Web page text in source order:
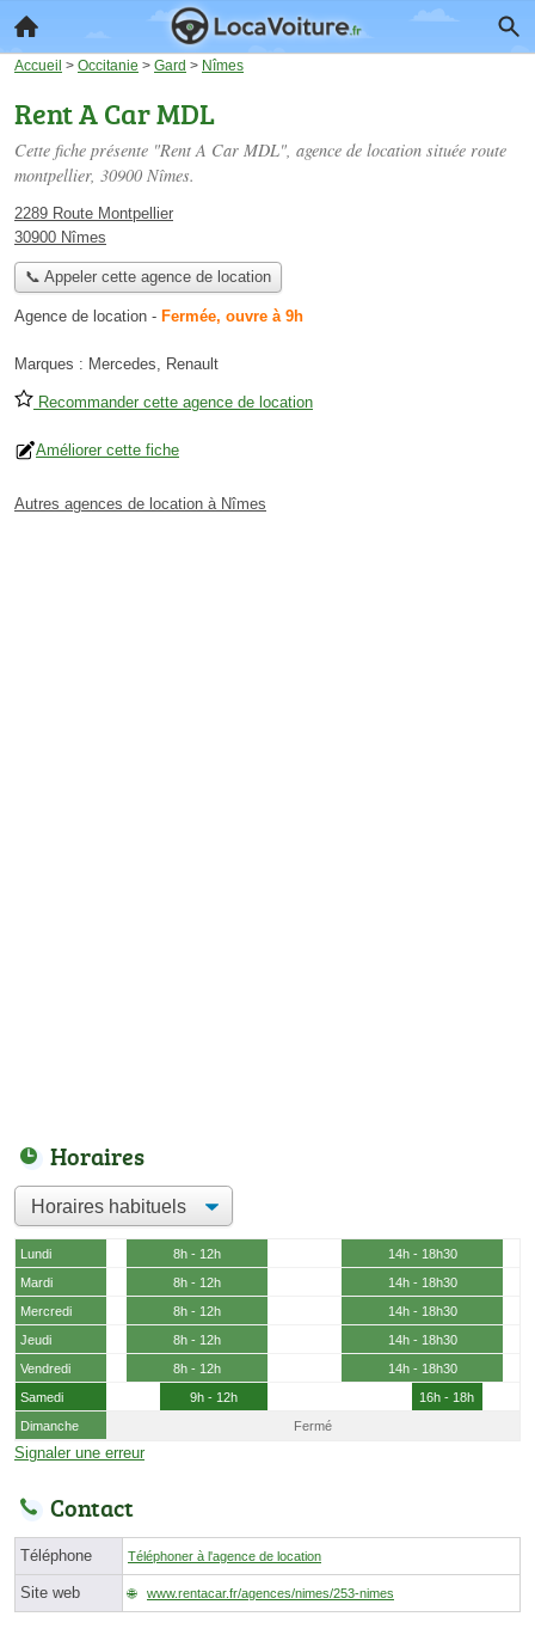
Accueil > Occitanie > Gard > Nîmes
Rent A Car MDL
Cette fiche présente "Rent A Car MDL", agence de location située route
montpellier, 30900 Nîmes.
2289 Route Montpellier
30900 Nîmes
📞 Appeler cette agence de location
Agence de location - Fermée, ouvre à 9h
Marques : Mercedes, Renault
Recommander cette agence de location
Améliorer cette fiche
Autres agences de location à Nîmes
Horaires
Lundi 8h - 12h
14h - 18h30
Mardi
8h - 12h
14h - 18h30
Mercredi
8h - 12h
14h - 18h30
Jeudi
8h - 12h
14h - 18h30
Vendredi
8h - 12h
14h - 18h30
Samedi
9h - 12h
16h - 18h
Dimanche
Fermé
Signaler une erreur
Contact
Téléphone Téléphoner à l'agence de location
Site web www.rentacar.fr/agences/nimes/253-nimes